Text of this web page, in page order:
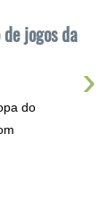
jogos da
›
do